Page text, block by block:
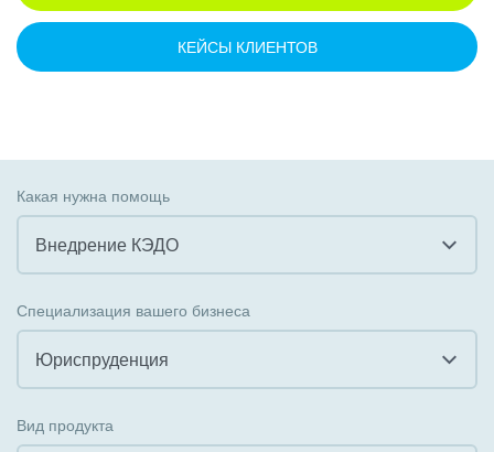
КЕЙСЫ КЛИЕНТОВ
Какая нужна помощь
Внедрение КЭДО
Внедрение КЭДО
Интеграция с 1С
Специализация вашего бизнеса
Юриспруденция
Вид продукта